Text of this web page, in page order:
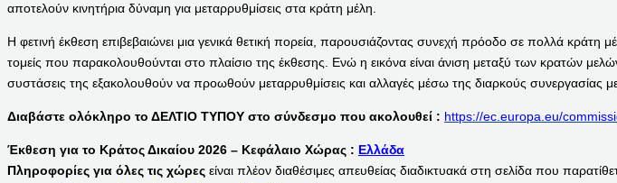
αποτελούν κινητήρια δύναμη για μεταρρυθμίσεις στα κράτη μέλη.
Η φετινή έκθεση επιβεβαιώνει μια γενικά θετική πορεία, παρουσιάζοντας συνεχή πρόοδο σε πολλά κράτη
τομείς που παρακολουθούνται στο πλαίσιο της έκθεσης. Ενώ η εικόνα είναι άνιση μεταξύ των κρατών
συστάσεις της εξακολουθούν να προωθούν μεταρρυθμίσεις και αλλαγές μέσω της διαρκούς συνεργασίας
Διαβάστε ολόκληρο το ΔΕΛΤΙΟ ΤΥΠΟΥ στο σύνδεσμο που ακολουθεί : https://ec.europa.eu/
Έκθεση για το Κράτος Δικαίου 2026 – Κεφάλαιο Χώρας : Ελλάδα
Πληροφορίες για όλες τις χώρες είναι πλέον διαθέσιμες απευθείας διαδικτυακά στη σελίδα που